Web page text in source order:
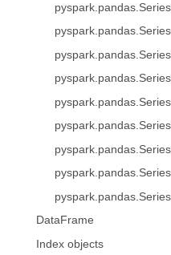
DataFrame
Index objects